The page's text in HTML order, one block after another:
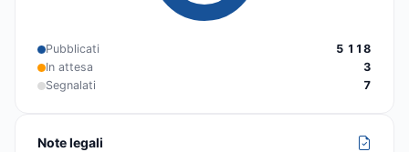
Pubblicati
5 118
In attesa
3
Segnalati
7
Note legali